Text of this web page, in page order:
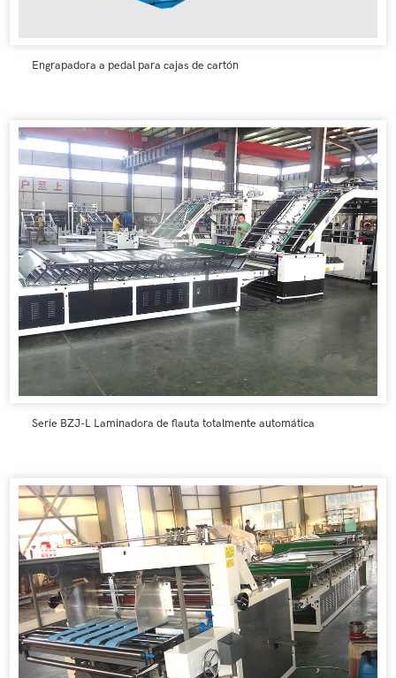
Engrapadora a pedal para cajas de cartón
Serie BZJ-L Laminadora de flauta totalmente automática